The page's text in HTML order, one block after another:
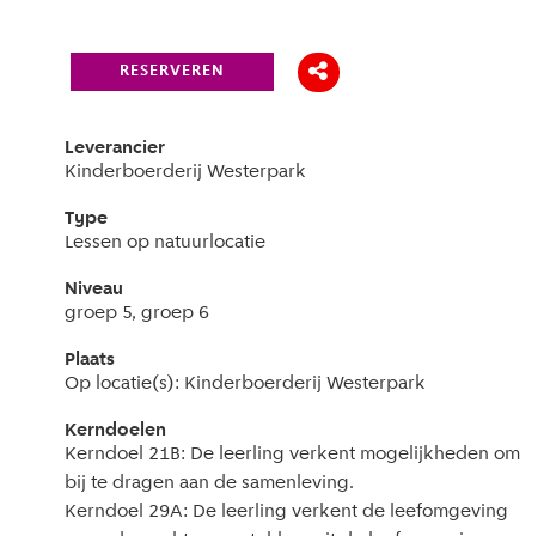
RESERVEREN
Leverancier
Kinderboerderij Westerpark
Type
Lessen op natuurlocatie
Niveau
groep 5, groep 6
Plaats
Op locatie(s): Kinderboerderij Westerpark
Kerndoelen
Kerndoel 21B: De leerling verkent mogelijkheden om
bij te dragen aan de samenleving.
Kerndoel 29A: De leerling verkent de leefomgeving